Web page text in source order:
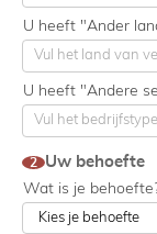
U heeft "Ander
U heeft "Andere
2 Uw behoefte
Wat is je